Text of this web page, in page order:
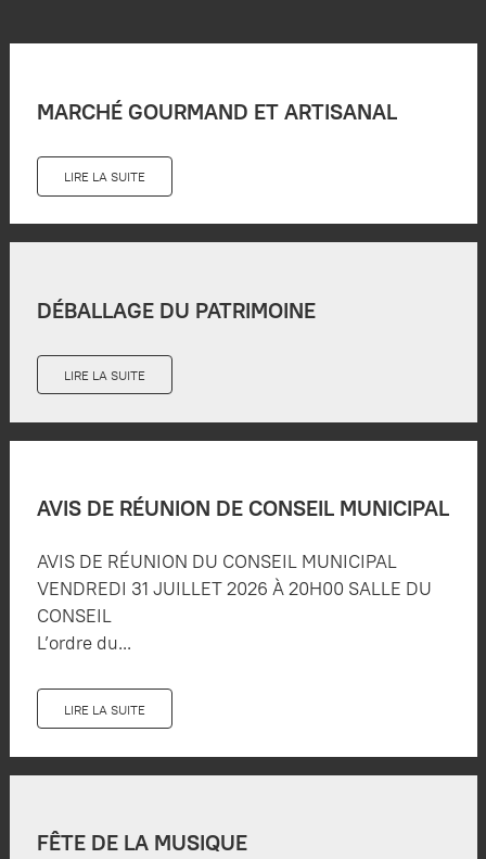
MARCHÉ GOURMAND ET ARTISANAL
LIRE LA SUITE
DÉBALLAGE DU PATRIMOINE
LIRE LA SUITE
AVIS DE RÉUNION DE CONSEIL MUNICIPAL
AVIS DE RÉUNION DU CONSEIL MUNICIPAL
VENDREDI 31 JUILLET 2026 À 20H00 SALLE DU
CONSEIL
L’ordre du...
LIRE LA SUITE
FÊTE DE LA MUSIQUE